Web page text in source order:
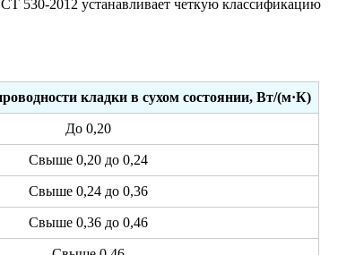
530-2012 устанавливает четкую классификацию
кладки в сухом состоянии, Вт/(м·К)
До 0,20
Свыше 0,20 до 0,24
Свыше 0,24 до 0,36
Свыше 0,36 до 0,46